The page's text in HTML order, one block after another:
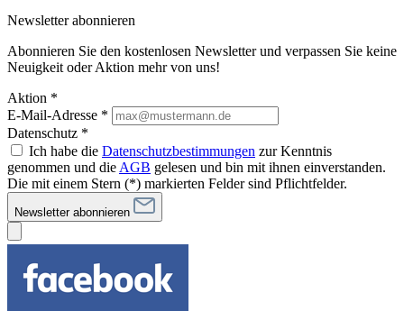
Newsletter abonnieren
Abonnieren Sie den kostenlosen Newsletter und verpassen Sie keine
Neuigkeit oder Aktion mehr von uns!
Aktion *
E-Mail-Adresse *
Datenschutz *
Ich habe die Datenschutzbestimmungen zur Kenntnis
genommen und die AGB gelesen und bin mit ihnen einverstanden.
Die mit einem Stern (*) markierten Felder sind Pflichtfelder.
Newsletter abonnieren